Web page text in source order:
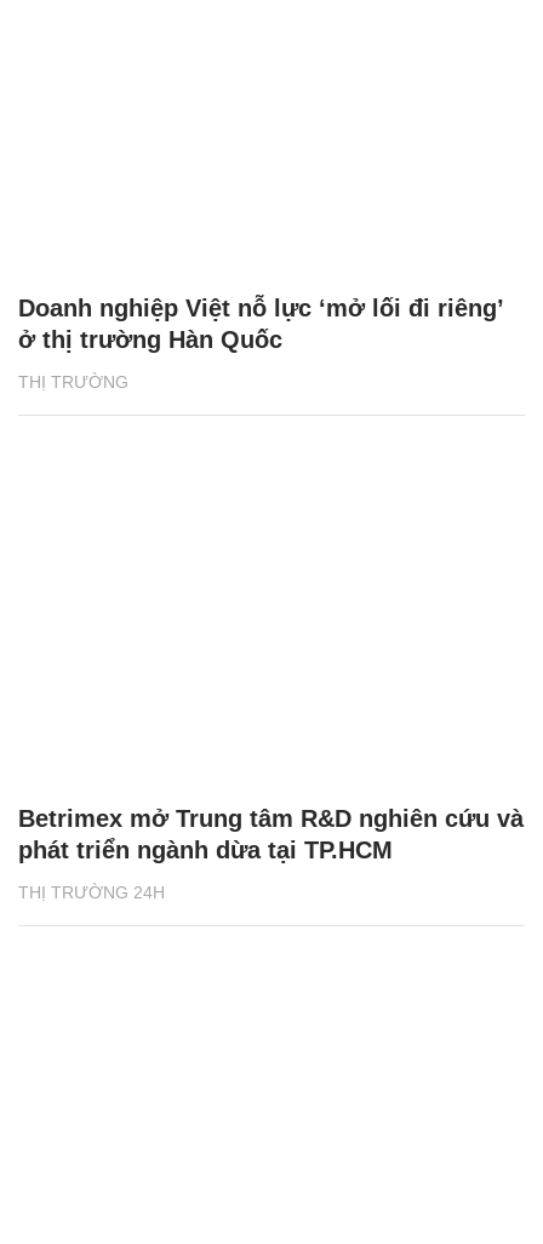
THỊ TRƯỜNG
Doanh nghiệp Việt nỗ lực ‘mở lối đi riêng’
ở thị trường Hàn Quốc
THỊ TRƯỜNG 24H
Betrimex mở Trung tâm R&D nghiên cứu và
phát triển ngành dừa tại TP.HCM